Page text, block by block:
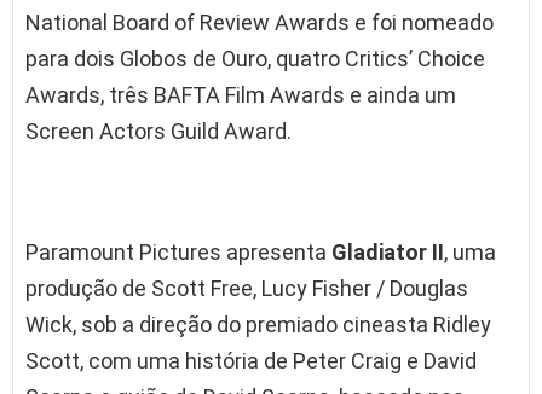
National Board of Review Awards e foi nomeado
para dois Globos de Ouro, quatro Critics’ Choice
Awards, três BAFTA Film Awards e ainda um
Screen Actors Guild Award.
Paramount Pictures apresenta Gladiator II, uma
produção de Scott Free, Lucy Fisher / Douglas
Wick, sob a direção do premiado cineasta Ridley
Scott, com uma história de Peter Craig e David